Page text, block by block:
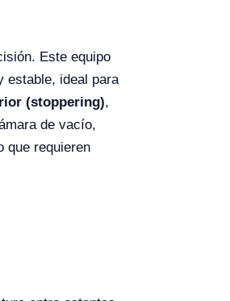
Este equipo
estable, ideal para
(stoppering),
de vacío,
que requieren